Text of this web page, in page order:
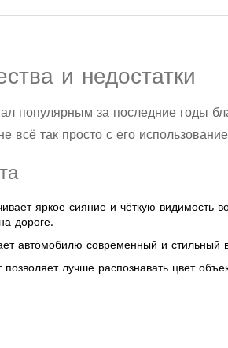
и недостатки
популярным за последние годы
всё так просто с его
яркое сияние и чёткую видимость
дороге.
автомобилю современный и стильный
лучше распознавать цвет